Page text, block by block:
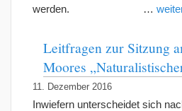
werden. …
Leitfragen zur Sitzung
Moores
11. Dezember 2016
Inwiefern unterscheidet sich